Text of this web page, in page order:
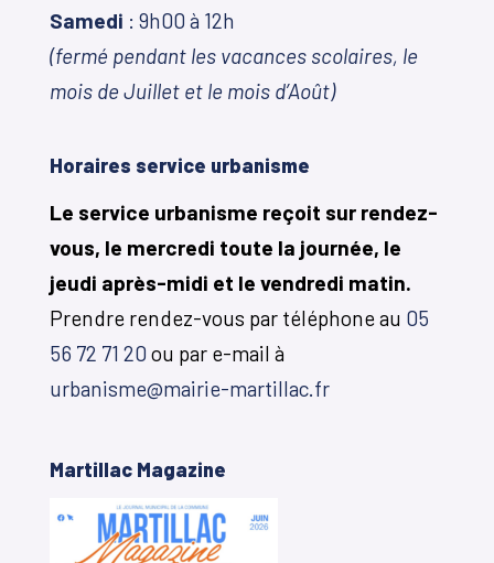
Samedi : 9h00 à 12h
(fermé pendant les vacances scolaires, le
mois de Juillet et le mois d’Août)
Horaires service urbanisme
Le service urbanisme reçoit sur rendez-
vous, le mercredi toute la journée, le
jeudi après-midi et le vendredi matin.
Prendre rendez-vous par téléphone au 05
56 72 71 20 ou par e-mail à
urbanisme@mairie-martillac.fr
Martillac Magazine